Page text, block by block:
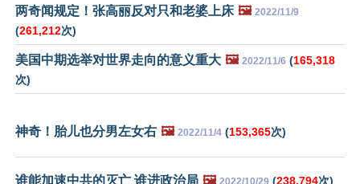
两奇闻规定！张高丽反对只和老婆上床 🖼️ 2022/11/9
(261,212次)
美国中期选举对世界走向的意义重大 🖼️ 2022/11/6 (165,318
次)
神奇！胎儿也分男左女右 🖼️ 2022/11/4 (153,365次)
谁能加速中共的灭亡 谁进政治局 🖼️ 2022/10/29 (238,794次)